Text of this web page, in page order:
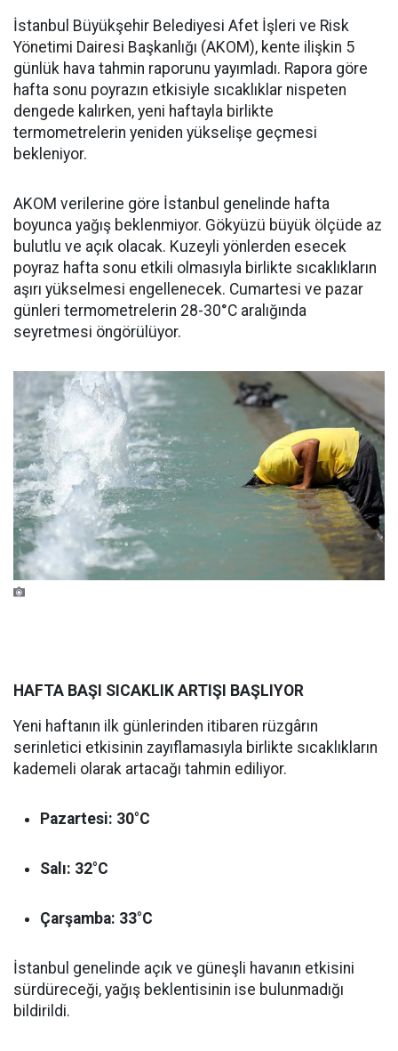
İstanbul Büyükşehir Belediyesi Afet İşleri ve Risk
Yönetimi Dairesi Başkanlığı (AKOM), kente ilişkin 5
günlük hava tahmin raporunu yayımladı. Rapora göre
hafta sonu poyrazın etkisiyle sıcaklıklar nispeten
dengede kalırken, yeni haftayla birlikte
termometrelerin yeniden yükselişe geçmesi
bekleniyor.
AKOM verilerine göre İstanbul genelinde hafta
boyunca yağış beklenmiyor. Gökyüzü büyük ölçüde az
bulutlu ve açık olacak. Kuzeyli yönlerden esecek
poyraz hafta sonu etkili olmasıyla birlikte sıcaklıkların
aşırı yükselmesi engellenecek. Cumartesi ve pazar
günleri termometrelerin 28-30°C aralığında
seyretmesi öngörülüyor.
HAFTA BAŞI SICAKLIK ARTIŞI BAŞLIYOR
Yeni haftanın ilk günlerinden itibaren rüzgârın
serinletici etkisinin zayıflamasıyla birlikte sıcaklıkların
kademeli olarak artacağı tahmin ediliyor.
Pazartesi: 30°C
Salı: 32°C
Çarşamba: 33°C
İstanbul genelinde açık ve güneşli havanın etkisini
sürdüreceği, yağış beklentisinin ise bulunmadığı
bildirildi.